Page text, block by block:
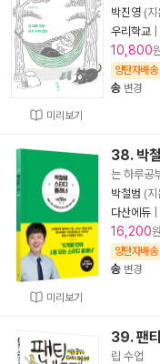
미리보기
박진영 (지
우리학교
10,800
양탄자배송
송 변경
미리보기
38. 박
는 하루공
박철범 (지
다산에듀
16,200
양탄자배송
송 변경
39. 팬
립 수업